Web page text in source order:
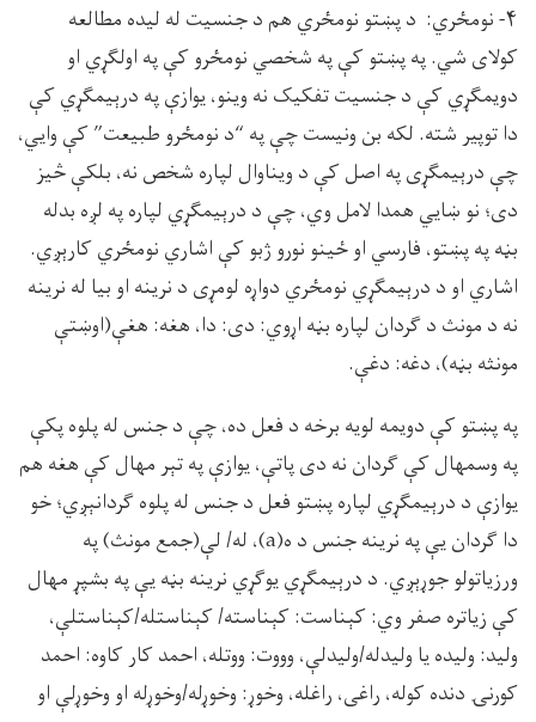
۴- نومځري: د پښتو نومځري هم د جنسيت له ليده مطالعه
کولاى شي. په پښتو کې په شخصي نومځرو کې په اولګړي او
دويمګړي کې د جنسيت تفکيک نه وينو، يوازې په درېيمګړي کې
دا توپير شته. لکه بن ونيست چې په “د نومځرو طبيعت” کې وايي،
چې درېيمګړى په اصل کې د ويناوال لپاره شخص نه، بلکې څيز
دى؛ نو ښايي همدا لامل وي، چې د درېيمګړي لپاره په لږه بدله
بڼه په پښتو، فارسي او ځينو نورو ژبو کې اشاري نومځري کارېږي.
اشاري او د درېيمګړي نومځري دواړه لومړى د نرينه او بيا له نرينه
نه د مونث د ګردان لپاره بڼه اړوي: دى: دا، هغه: هغې(اوښتې
مونثه بڼه)، دغه: دغې.
په پښتو کې دويمه لويه برخه د فعل ده، چې د جنس له پلوه پکې
په وسمهال کې ګردان نه دى پاتې، يوازې په تېر مهال کې هغه هم
يوازې د درېيمګړي لپاره پښتو فعل د جنس له پلوه ګردانېږي؛ خو
دا ګردان يې په نرينه جنس د ه(a)، له/ لې(جمع مونث) په
ورزياتولو جوړېږي. د درېيمګړي يوګړي نرينه بڼه يې په بشپړ مهال
کې زياتره صفر وي: کېناست: کېناسته/ کېناستله/کېناستلې،
وليد: وليده يا وليدله/وليدلې، وووت: ووتله، احمد کار کاوه: احمد
کورنۍ دنده کوله، راغى، راغله، وخوړ: وخوړله/وخوړله او وخوړلې او